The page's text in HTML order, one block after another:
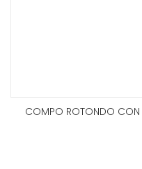
COMPO ROTONDO